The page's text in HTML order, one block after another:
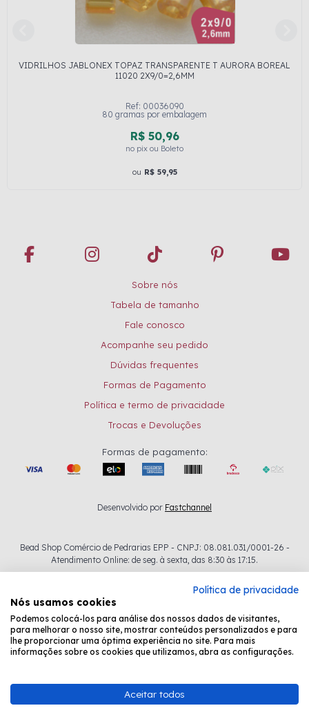
VIDRILHOS JABLONEX TOPAZ TRANSPARENTE T AURORA BOREAL
11020 2X9/0=2,6MM
Ref: 00036090
80 gramas por embalagem
R$ 50,96
no pix ou Boleto
ou R$ 59,95
Sobre nós
Tabela de tamanho
Fale conosco
Acompanhe seu pedido
Dúvidas frequentes
Formas de Pagamento
Política e termo de privacidade
Trocas e Devoluções
Formas de pagamento:
Desenvolvido por Fastchannel
Bead Shop Comércio de Pedrarias EPP - CNPJ: 08.081.031/0001-26 -
Atendimento Online: de seg. à sexta, das 8:30 às 17:15.
Política de privacidade
Nós usamos cookies
Podemos colocá-los para análise dos nossos dados de visitantes,
para melhorar o nosso site, mostrar conteúdos personalizados e para
lhe proporcionar uma óptima experiência no site. Para mais
informações sobre os cookies que utilizamos, abra as configurações.
Aceitar todos